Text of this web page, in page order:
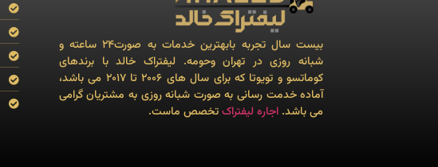
بیست سال تجربه بابهترین خدمات به صورت24 ساعته و
شبانه روزی در تهران وحومه. لیفتراک خالد با برندهای
کوماتسو و تویوتا که برای سال های ۲۰۰۶ تا ۲۰۱۷ می باشد،
آماده خدمت رسانی به صورت شبانه روزی به مشتریان گرامی
می باشد. اجاره لیفتراکتخصص ماست.